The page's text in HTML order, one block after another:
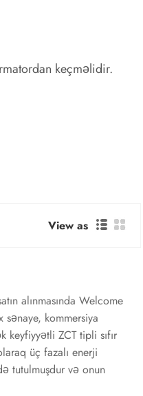
keçməlidir.
View as
alınmasında Welcome
kommersiya
keyfiyyətli ZCT tipli sıfır
üç fazalı enerji
tutulmuşdur və onun